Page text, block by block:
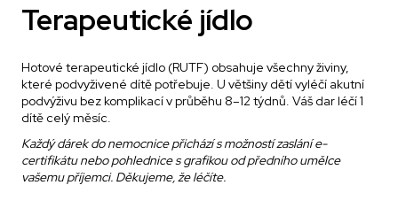
Terapeutické jídlo
Hotové terapeutické jídlo (RUTF) obsahuje všechny živiny,
které podvyživené dítě potřebuje. U většiny dětí vyléčí akutní
podvýživu bez komplikací v průběhu 8–12 týdnů. Váš dar léčí 1
dítě celý měsíc.
Každý dárek do nemocnice přichází s možností zaslání e-
certifikátu nebo pohlednice s grafikou od předního umělce
vašemu příjemci. Děkujeme, že léčíte.